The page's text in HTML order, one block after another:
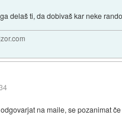
delaš ti, da dobivaš kar neke
na maile, se pozanimat